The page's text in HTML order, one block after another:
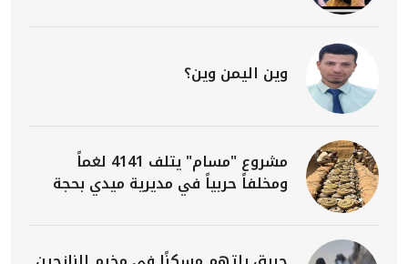
وين اليمن وين؟
مشروع "مسام" يتلف 4141 لغماً
ومخلفاً حربياً في مديرية ميدي بحجة